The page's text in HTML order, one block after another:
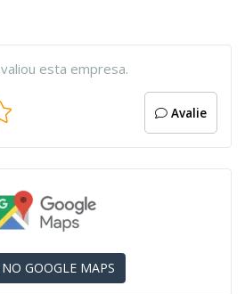
esta empresa.
Avalie
NO GOOGLE MAPS